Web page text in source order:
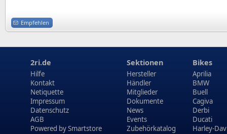
Empfehlen
2ri.de
Hilfe
Kontakt
Netiquette
Impressum
Datenschutz
AGB
Powered bySmartstore
Sektionen
Hersteller
Händler
Mitglieder
Dokumente
News
Events
Zubehörkatalog
Bikes
Aprilia
BMW
Buell
Cagiva
Derbi
Ducati
Harley-